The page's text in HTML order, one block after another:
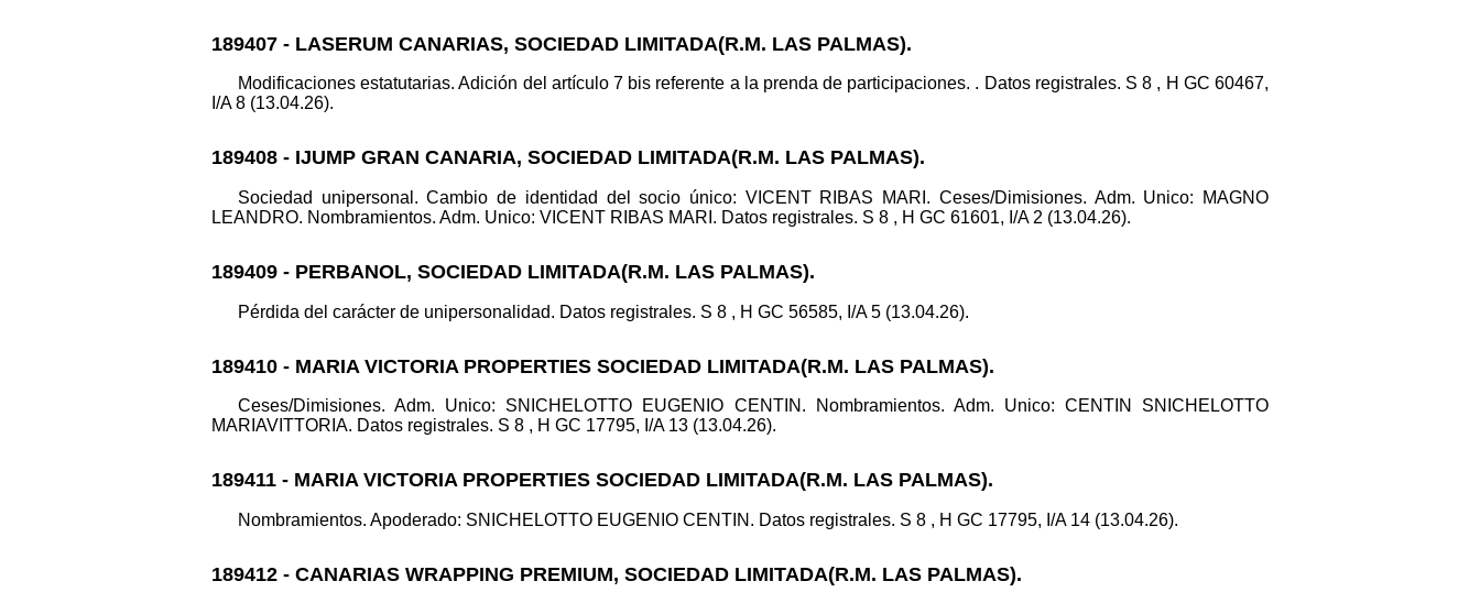
189407 - LASERUM CANARIAS, SOCIEDAD LIMITADA(R.M. LAS PALMAS).
Modificaciones estatutarias. Adición del artículo 7 bis referente a la prenda de participaciones. . Datos registrales. S 8 , H GC 60467,
I/A 8 (13.04.26).
189408 - IJUMP GRAN CANARIA, SOCIEDAD LIMITADA(R.M. LAS PALMAS).
Sociedad unipersonal. Cambio de identidad del socio único: VICENT RIBAS MARI. Ceses/Dimisiones. Adm. Unico: MAGNO
LEANDRO. Nombramientos. Adm. Unico: VICENT RIBAS MARI. Datos registrales. S 8 , H GC 61601, I/A 2 (13.04.26).
189409 - PERBANOL, SOCIEDAD LIMITADA(R.M. LAS PALMAS).
Pérdida del carácter de unipersonalidad. Datos registrales. S 8 , H GC 56585, I/A 5 (13.04.26).
189410 - MARIA VICTORIA PROPERTIES SOCIEDAD LIMITADA(R.M. LAS PALMAS).
Ceses/Dimisiones. Adm. Unico: SNICHELOTTO EUGENIO CENTIN. Nombramientos. Adm. Unico: CENTIN SNICHELOTTO
MARIAVITTORIA. Datos registrales. S 8 , H GC 17795, I/A 13 (13.04.26).
189411 - MARIA VICTORIA PROPERTIES SOCIEDAD LIMITADA(R.M. LAS PALMAS).
Nombramientos. Apoderado: SNICHELOTTO EUGENIO CENTIN. Datos registrales. S 8 , H GC 17795, I/A 14 (13.04.26).
189412 - CANARIAS WRAPPING PREMIUM, SOCIEDAD LIMITADA(R.M. LAS PALMAS).